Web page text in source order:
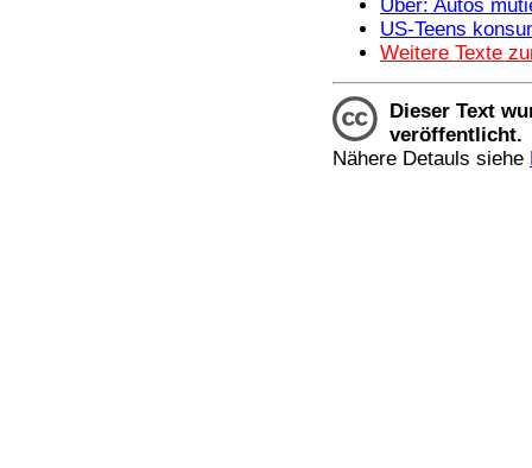
Uber: Autos
US-Teens
Weitere Texte
Dieser Text
veröffentlicht.
Nähere Detauls siehe